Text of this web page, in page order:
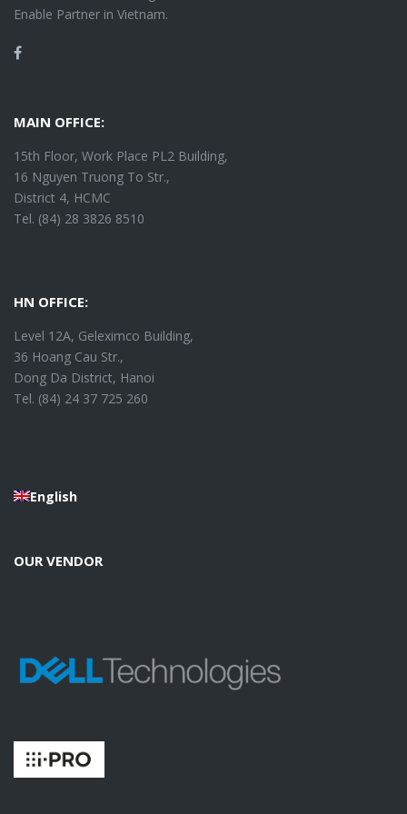
Enable Partner in Vietnam.
MAIN OFFICE:
15th Floor, Work Place PL2 Building,
16 Nguyen Truong To Str.,
District 4, HCMC
Tel. (84) 28 3826 8510
HN OFFICE:
Level 12A, Geleximco Building,
36 Hoang Cau Str.,
Dong Da District, Hanoi
Tel. (84) 24 37 725 260
English
OUR VENDOR